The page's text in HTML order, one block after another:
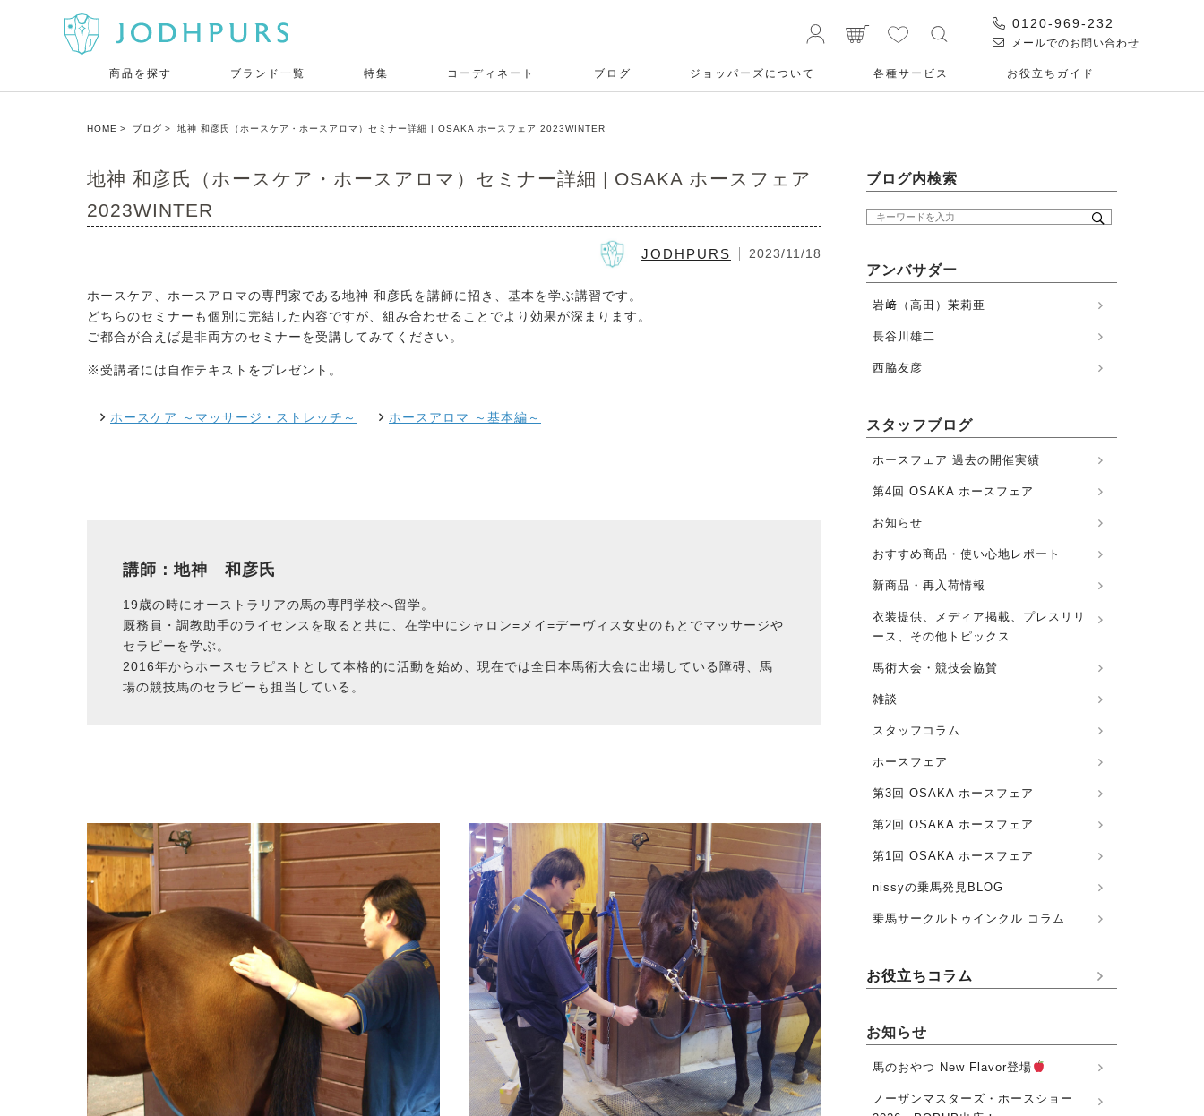
0120-969-232
メールでのお問い合わせ
商品を探す ブランド一覧 特集 コーディネート ブログ ジョッパーズについて 各種サービス お役⽴ちガイド
HOME ブログ 地神 和彦氏（ホースケア・ホースアロマ）セミナー詳細 | OSAKA ホースフェア 2023WINTER
地神 和彦氏（ホースケア・ホースアロマ）セミナー詳細 | OSAKA ホースフェア
2023WINTER
JODHPURS 2023/11/18
ホースケア、ホースアロマの専門家である地神 和彦氏を講師に招き、基本を学ぶ講習です。
どちらのセミナーも個別に完結した内容ですが、組み合わせることでより効果が深まります。
ご都合が合えば是非両方のセミナーを受講してみてください。
※受講者には自作テキストをプレゼント。
ホースケア ～マッサージ・ストレッチ～ ホースアロマ ～基本編～
講師：地神 和彦氏
19歳の時にオーストラリアの馬の専門学校へ留学。
厩務員・調教助手のライセンスを取ると共に、在学中にシャロン=メイ=デーヴィス女史のもとでマッサージや
セラピーを学ぶ。
2016年からホースセラピストとして本格的に活動を始め、現在では全日本馬術大会に出場している障碍、馬
場の競技馬のセラピーも担当している。
ブログ内検索
アンバサダー
岩﨑（高田）茉莉亜
長谷川雄二
西脇友彦
スタッフブログ
ホースフェア 過去の開催実績
第4回 OSAKA ホースフェア
お知らせ
おすすめ商品・使い心地レポート
新商品・再入荷情報
衣装提供、メディア掲載、プレスリリ
ース、その他トピックス
馬術大会・競技会協賛
雑談
スタッフコラム
ホースフェア
第3回 OSAKA ホースフェア
第2回 OSAKA ホースフェア
第1回 OSAKA ホースフェア
nissyの乗馬発見BLOG
乗馬サークルトゥインクル コラム
お役立ちコラム
お知らせ
馬のおやつ New Flavor登場
ノーザンマスターズ・ホースショー